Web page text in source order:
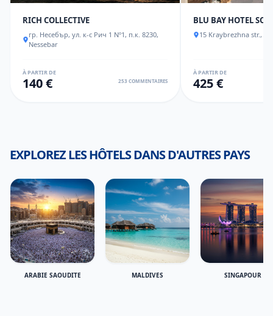
RICH COLLECTIVE
гр. Несебър, ул. к-с Рич 1 Nº1, п.к. 8230,
Nessebar
À PARTIR DE
140 € 253 COMMENTAIRES
BLU BAY HOTEL
15 Kraybrezhna str.,
À PARTIR DE
425 €
EXPLOREZ LES HÔTELS DANS D'AUTRES PAYS
ARABIE SAOUDITE MALDIVES SINGAPOUR